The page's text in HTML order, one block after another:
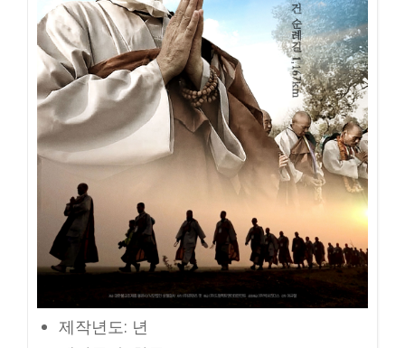
제작년도: 년